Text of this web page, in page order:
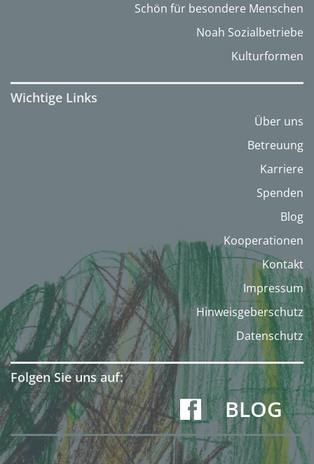
Schön für besondere Menschen
Noah Sozialbetriebe
Kulturformen
Wichtige Links
Über uns
Betreuung
Karriere
Spenden
Blog
Kooperationen
Kontakt
Impressum
Hinweisgeberschutz
Datenschutz
Folgen Sie uns auf:
BLOG